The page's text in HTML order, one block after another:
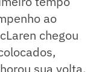
ao
chegou
sua volta,